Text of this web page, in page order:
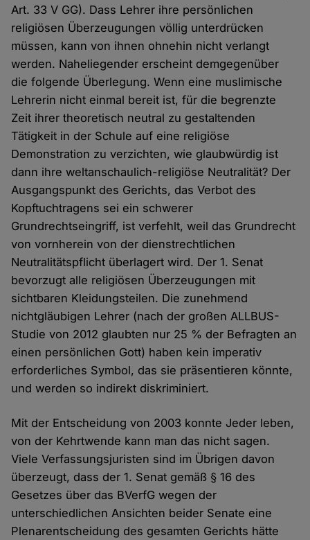
Art. 33 V GG). Dass Lehrer ihre persönlichen
religiösen Überzeugungen völlig unterdrücken
müssen, kann von ihnen ohnehin nicht verlangt
werden. Naheliegender erscheint demgegenüber
die folgende Überlegung. Wenn eine muslimische
Lehrerin nicht einmal bereit ist, für die begrenzte
Zeit ihrer theoretisch neutral zu gestaltenden
Tätigkeit in der Schule auf eine religiöse
Demonstration zu verzichten, wie glaubwürdig ist
dann ihre weltanschaulich-religiöse Neutralität? Der
Ausgangspunkt des Gerichts, das Verbot des
Kopftuchtragens sei ein schwerer
Grundrechtseingriff, ist verfehlt, weil das Grundrecht
von vornherein von der dienstrechtlichen
Neutralitätspflicht überlagert wird. Der 1. Senat
bevorzugt alle religiösen Überzeugungen mit
sichtbaren Kleidungsteilen. Die zunehmend
nichtgläubigen Lehrer (nach der großen ALLBUS-
Studie von 2012 glaubten nur 25 % der Befragten an
einen persönlichen Gott) haben kein imperativ
erforderliches Symbol, das sie präsentieren könnte,
und werden so indirekt diskriminiert.
Mit der Entscheidung von 2003 konnte Jeder leben,
von der Kehrtwende kann man das nicht sagen.
Viele Verfassungsjuristen sind im Übrigen davon
überzeugt, dass der 1. Senat gemäß § 16 des
Gesetzes über das BVerfG wegen der
unterschiedlichen Ansichten beider Senate eine
Plenarentscheidung des gesamten Gerichts hätte